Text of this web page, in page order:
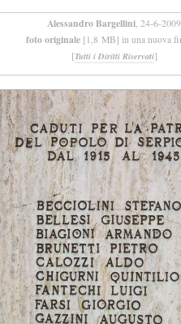
Alessandro Bargellini, 24-6-2009
foto originale [1,8 MB] in una nuova
[Tutti i Diritti Riservati]